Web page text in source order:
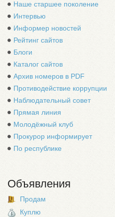
Наше старшее поколение
Интервью
Информер новостей
Рейтинг сайтов
Блоги
Каталог сайтов
Архив номеров в PDF
Противодействие коррупции
Наблюдательный совет
Прямая линия
Молодёжный клуб
Прокурор информирует
По республике
Объявления
Продам
Куплю